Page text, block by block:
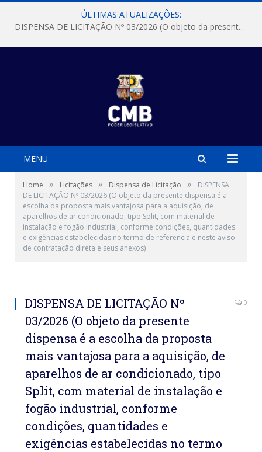
ÚLTIMAS ATUALIZAÇÕES:
DISPENSA DE LICITAÇÃO Nº 03/2026 (O objeto da presente dispensa é a escolha da proposta mais vantajosa para a aquisição, de aparelhos de ar condicionado, tipo Split, com material de instalação e fogão industrial, conforme condições, quantidades e exigências estabelecidas no termo de referencia e neste aviso de contratação direta e seus anexos)
MENU
Home » Licitações » Dispensa de Licitação »
DISPENSA
DE LICITAÇÃO Nº 03/2026 (O objeto da presente dispensa é a
escolha da proposta mais vantajosa para a aquisição, de
aparelhos de ar condicionado, tipo Split, com material de
instalação e fogão industrial, conforme condições, quantidades
e exigências estabelecidas no termo de referencia e neste aviso
de contratação direta e seus anexos)
DISPENSA DE LICITAÇÃO Nº
03/2026 (O objeto da presente
dispensa é a escolha da proposta
mais vantajosa para a aquisição, de
aparelhos de ar condicionado, tipo
Split, com material de instalação e
fogão industrial, conforme
condições, quantidades e
exigências estabelecidas no termo
0